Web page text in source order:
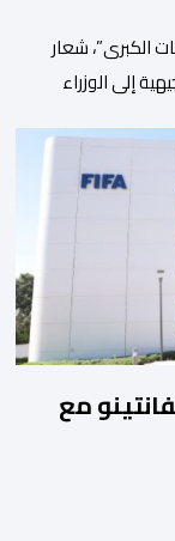
الكبرى”، شعار
إلى الوزراء
التأطيرية
عقلنة نفقات
مع